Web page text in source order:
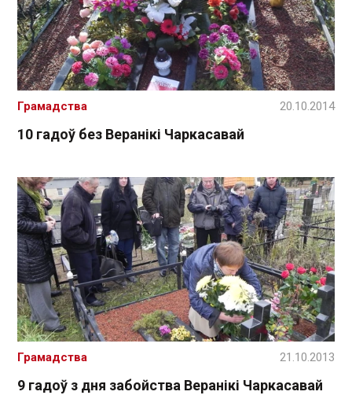
10 гадоў без Веранікі Чаркасавай
Грамадства 20.10.2014
9 гадоў з дня забойства Веранікі Чаркасавай
Грамадства 21.10.2013